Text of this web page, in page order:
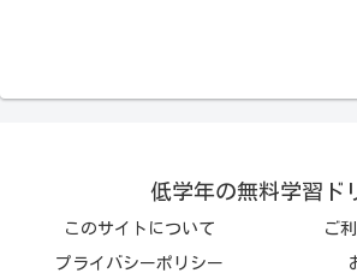
低学年の無料学習ド
このサイトについて ご
プライバシーポリシー